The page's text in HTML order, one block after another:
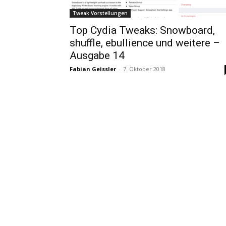
Tweak Vorstellungen
Top Cydia Tweaks: Snowboard,
shuffle, ebullience und weitere –
Ausgabe 14
Fabian Geissler - 7. Oktober 2018